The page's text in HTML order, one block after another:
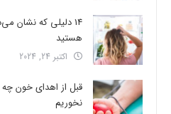
14 دلیلی که نشان
هستید
اکتبر 24, 2024
قبل از اهدای خون
نخوریم